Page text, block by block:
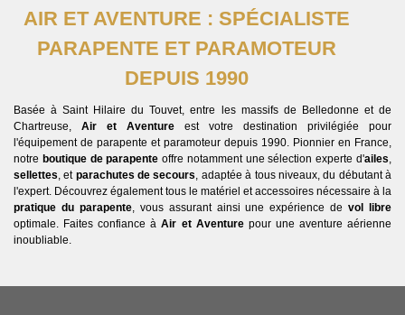
AIR ET AVENTURE : SPÉCIALISTE
PARAPENTE ET PARAMOTEUR
DEPUIS 1990
Basée à Saint Hilaire du Touvet, entre les massifs de Belledonne et de
Chartreuse, Air et Aventure est votre destination privilégiée pour
l'équipement de parapente et paramoteur depuis 1990. Pionnier en France,
notre boutique de parapente offre notamment une sélection experte d'ailes
sellettes , et parachutes de secours , adaptée à tous niveaux, du débutant à
l'expert. Découvrez également tous le matériel et accessoires nécessaire à la
pratique du parapente, vous assurant ainsi une expérience devol libre
optimale. Faites confiance àAir et Aventurepour une aventure aérienne
inoubliable.